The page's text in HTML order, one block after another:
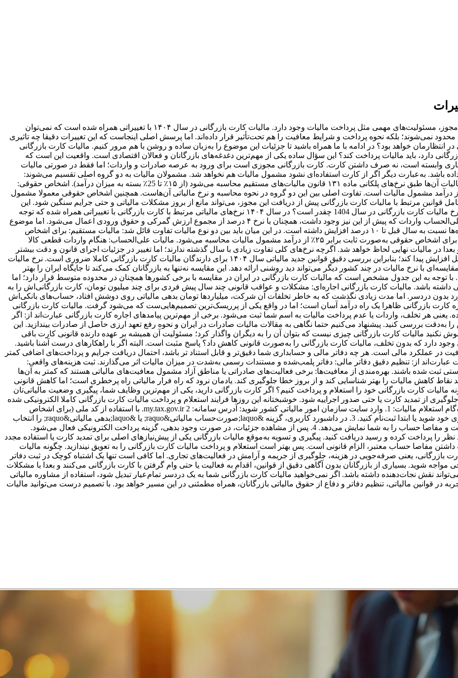
کارت بازرگانی دروازه ورود به دنیای تجارت است؛ اما پشت این مجوز، مسئولیت‌های مهمی مثل پرداخت مالیات وجود دارد. مالیات کارت بازرگانی در سال ۱۴۰۴ با تغییراتی همراه شده است که نمی‌توان
نمی‌شوند؛ بلکه نحوه پرداخت و شرایط معافیت را هم تحت‌تأثیر قرار داده‌اند. اما پرسش اصلی اینجاست که این تغییرات دقیقا چه تاثیری
انتظارمان خواهد بود؟ در ادامه با ما همراه باشید تا جزئیات این موضوع را به‌زبان ساده و روشن با هم مرور کنیم. مالیات کارت بازرگانی
دارد، باید مالیات پرداخت کند؟ این سؤال ساده یکی از مهم‌ترین دغدغه‌های بازرگانان و فعالان اقتصادی است. واقعیت این است که
وابسته است، نه صرف داشتن کارت. کارت بازرگانی مجوزی است برای ورود به عرصه صادرات و واردات؛ اما فقط در صورتی مالیات
باشد. به‌عبارت دیگر اگر از کارت استفاده‌ای نشود مشمول مالیات هم نخواهد شد. مشمولان مالیات به دو گروه اصلی تقسیم می‌شوند:
اشخاص حقیقی: افرادی که به‌صورت انفرادی فعالیت می‌کنند. مالیات آن‌ها طبق نرخ‌های پلکانی ماده ۱۳۱ قانون مالیات‌های مستقیم محاسبه می‌شود (از ۱۵٪ تا 25٪ بسته به میزان درآمد). اشخاص حقوقی:
و مؤسسات ثبت‌شده بازرگانی. نرخ مالیات آن‌ها ۲۵٪ از درآمد مشمول مالیات است. تفاوت اصلی بین این دو گروه در نحوه محاسبه و نرخ مالیاتی آن‌هاست. همچنین اشخاص حقوقی معمولا مشمول
قوانین مرتبط با مالیات کارت بازرگانی پیش از دریافت این مجوز، می‌تواند مانع از بروز مشکلات مالیاتی و حتی جرایم سنگین شود. این
آگاهی قدم اول در مدیریت حرفه‌ای کسب‌وکار بازرگانی است. نرخ مالیات کارت بازرگانی در سال 1404 چقدر است؟ در سال ۱۴۰۴ نرخ‌های مالیاتی مرتبط با کارت بازرگانی با تغییراتی همراه شده که توجه
فعالان اقتصادی را به خود جلب کرده است. برای مثال مالیات علی‌الحساب واردات که پیش از این نیز وجود داشت، همچنان با نرخ ۴ درصد از مجموع ارزش گمرکی و حقوق ورودی اعمال می‌شود. اما موضوع
زمانی جالب می‌شود که بدانید نرخ نهایی مالیات برای برخی گروه‌ها نسبت به سال قبل تا ۱۰ درصد افزایش داشته است. در این میان باید بین دو نوع مالیات تفاوت قائل شد: مالیات مستقیم: برای اشخاص
حقیقی به صورت پلکانی (از ۱۵٪ تا 25 ٪ بسته به درآمد سالانه) و برای اشخاص حقوقی به‌صورت ثابت برابر ۲۵٪ از درآمد مشمول مالیات محاسبه می‌شود. مالیات علی‌الحساب: هنگام واردات قطعی کالا
در مالیات نهایی لحاظ خواهد شد. اگرچه نرخ‌های کلی تفاوت زیادی با سال گذشته ندارند؛ اما تغییر در جزئیات اجرای قانون و دقت بیشتر
سازمان امور مالیاتی باعث شده بار مالی برخی بازرگانان در عمل افزایش پیدا کند؛ بنابراین بررسی دقیق قوانین جدید مالیاتی سال ۱۴۰۴ برای دارندگان مالیات کارت بازرگانی کاملا ضروری است. نرخ مالیات
با نرخ مالیات در چند کشور دیگر می‌تواند دید روشنی ارائه دهد. این مقایسه نه‌تنها به بازرگانان کمک می‌کند تا جایگاه ایران را بهتر
با توجه به این جدول مشخص است که مالیات کارت بازرگانی در ایران در مقایسه با برخی کشورها همچنان در محدوده متوسط قرار دارد؛ اما
داشته باشد. مالیات کارت بازرگانی اجاره‌ای: مشکلات و عواقب قانونی چند سال پیش فردی برای چند میلیون تومان، کارت بازرگانی‌اش را به
بدون دردسر. اما مدت زیادی نگذشت که به خاطر تخلفات آن شرکت، میلیاردها تومان بدهی مالیاتی روی دوشش افتاد، حساب‌های بانکی‌اش
بازرگانی ظاهرا یک راه درآمد آسان است؛ اما در واقع یکی از پرریسک‌ترین تصمیم‌هایی‌ست که می‌شود گرفت. مالیات کارت بازرگانی
هر تخلف، واردات یا عدم پرداخت مالیات به اسم شما ثبت می‌شود. برخی از مهم‌ترین پیامدهای اجاره کارت بازرگانی عبارت‌اند از: اگر
به‌دقت بررسی کنید. پیشنهاد می‌کنیم حتما نگاهی به مقالات مالیات صادرات در ایران و نحوه رفع تعهد ارزی حاصل از صادرات بیندازید. این
نکنید مالیات کارت بازرگانی چیزی نیست که بتوان آن را به دیگران واگذار کرد؛ مسئولیت آن همیشه بر عهده دارنده قانونی کارت باقی
دارد که بدون تخلف، مالیات کارت بازرگانی را به‌صورت قانونی کاهش داد؟ پاسخ مثبت است. البته اگر با راهکارهای درست آشنا باشید.
در عملکرد مالی است. هر چه دفاتر مالی و حسابداری شما دقیق‌تر و قابل استناد تر باشد، احتمال دریافت جرایم و پرداخت‌های اضافی کمتر
از: تنظیم دقیق دفاتر مالی: دفاتر پلمب‌شده و مستندات رسمی به‌شدت در میزان مالیات اثر می‌گذارند. ثبت هزینه‌های واقعی:
ثبت شده باشند. بهره‌مندی از معافیت‌ها: برخی فعالیت‌های صادراتی یا مناطق آزاد مشمول معافیت‌های مالیاتی هستند که کمتر به آن‌ها
کاهش مالیات را بهتر شناسایی کند و از بروز خطا جلوگیری کند. یادمان نرود که راه فرار مالیاتی راه پرخطری است؛ اما کاهش قانونی
کارت بازرگانی خود را استعلام و پرداخت کنیم؟ اگر کارت بازرگانی دارید، یکی از مهم‌ترین وظایف شما، پیگیری وضعیت مالیاتی‌تان
از تمدید کارت یا حتی صدور اجراییه شود. خوشبختانه این روزها فرایند استعلام و پرداخت مالیات کارت بازرگانی کاملا الکترونیکی شده
و فقط کافی است مراحل زیر را دقیق دنبال کنید. راهنمای گام‌به‌گام استعلام مالیات: 1. وارد سایت سازمان امور مالیاتی کشور شوید: آدرس سامانه: my.tax.gov.ir 2. با استفاده از کد ملی (برای اشخاص
حقیقی) یا شناسه ملی (برای اشخاص حقوقی) وارد حساب کاربری خود شوید یا ابتدا ثبت‌نام کنید. 3. در داشبورد کاربری، گزینه &laquo;صورت‌حساب مالیاتی&raquo; یا &laquo;بدهی مالیاتی&raquo; را انتخاب
کنید. این بخش اطلاعات کاملی از وضعیت بدهی‌ها، سوابق پرداخت و مفاصا حساب را به شما نمایش می‌دهد. 4. پس از مشاهده جزئیات، در صورت وجود بدهی، گزینه پرداخت الکترونیکی فعال می‌شود.
را پرداخت کرده و رسید دریافت کنید. پیگیری و تسویه به‌موقع مالیات بازرگانی یکی از پیش‌نیازهای اصلی برای تمدید کارت یا استفاده مجدد
مفاصا حساب معتبر، الزام قانونی است. پس بهتر است استعلام و پرداخت مالیات کارت بازرگانی را به تعویق نیندازید. چگونه مالیات
بازرگانی، یعنی صرفه‌جویی در هزینه، جلوگیری از جریمه و آرامش در فعالیت‌های تجاری. اما کافی است تنها یک اشتباه کوچک در ثبت دفاتر
شوید. بسیاری از بازرگانان بدون آگاهی دقیق از قوانین، اقدام به فعالیت یا حتی وام گرفتن با کارت بازرگانی می‌کنند و بعدا با مشکلات
نقش نجات‌دهنده داشته باشد. اگر نمی‌خواهید مالیات کارت بازرگانی شما به یک دردسر تمام‌عیار تبدیل شود، استفاده از مشاوره مالیاتی
قوانین مالیاتی، تنظیم دفاتر و دفاع از حقوق مالیاتی بازرگانان، همراه مطمئنی در این مسیر خواهد بود. با تصمیم درست می‌توانید مالیات